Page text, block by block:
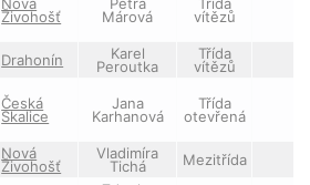
Živohošť Márová vítězů
Drahonín Karel
Peroutka
Třída
vítězů
Česká
Skalice
Jana
Karhanová
Třída
otevřená
Nová
Živohošť
Vladimíra
Tichá Mezitřída